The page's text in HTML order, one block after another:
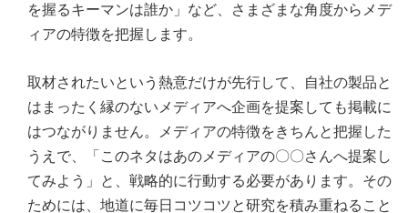
を握るキーマンは誰か」など、さまざまな角度からメデ
ィアの特徴を把握します。
取材されたいという熱意だけが先行して、自社の製品と
はまったく縁のないメディアへ企画を提案しても掲載に
はつながりません。メディアの特徴をきちんと把握した
うえで、「このネタはあのメディアの〇〇さんへ提案し
てみよう」と、戦略的に行動する必要があります。その
ためには、地道に毎日コツコツと研究を積み重ねること